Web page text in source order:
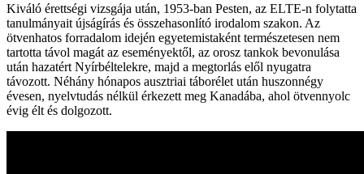
Kiváló érettségi vizsgája után, 1953-ban Pesten, az ELTE-n folytatta
tanulmányait újságírás és összehasonlító irodalom szakon. Az
ötvenhatos forradalom idején egyetemistaként természetesen nem
tartotta távol magát az eseményektől, az orosz tankok bevonulása
után hazatért Nyírbéltelekre, majd a megtorlás elől nyugatra
távozott. Néhány hónapos ausztriai táborélet után huszonnégy
évesen, nyelvtudás nélkül érkezett meg Kanadába, ahol ötvennyolc
évig élt és dolgozott.